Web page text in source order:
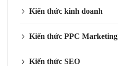
Kiến thức kinh doanh
Kiến thức PPC Marketing
Kiến thức SEO